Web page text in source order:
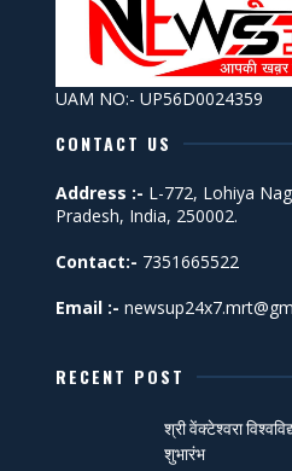
UAM NO:- UP56D0024359
CONTACT US
Address :- L-772, Lohiya
Pradesh, India, 250002.
Contact:- 7351665522
Email :-
RECENT POST
श्री वेंक्टेश्वरा
शुभारंभ